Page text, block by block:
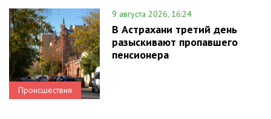
Происшествия
9 августа 2026, 16:24
В Астрахани третий день
разыскивают пропавшего
пенсионера